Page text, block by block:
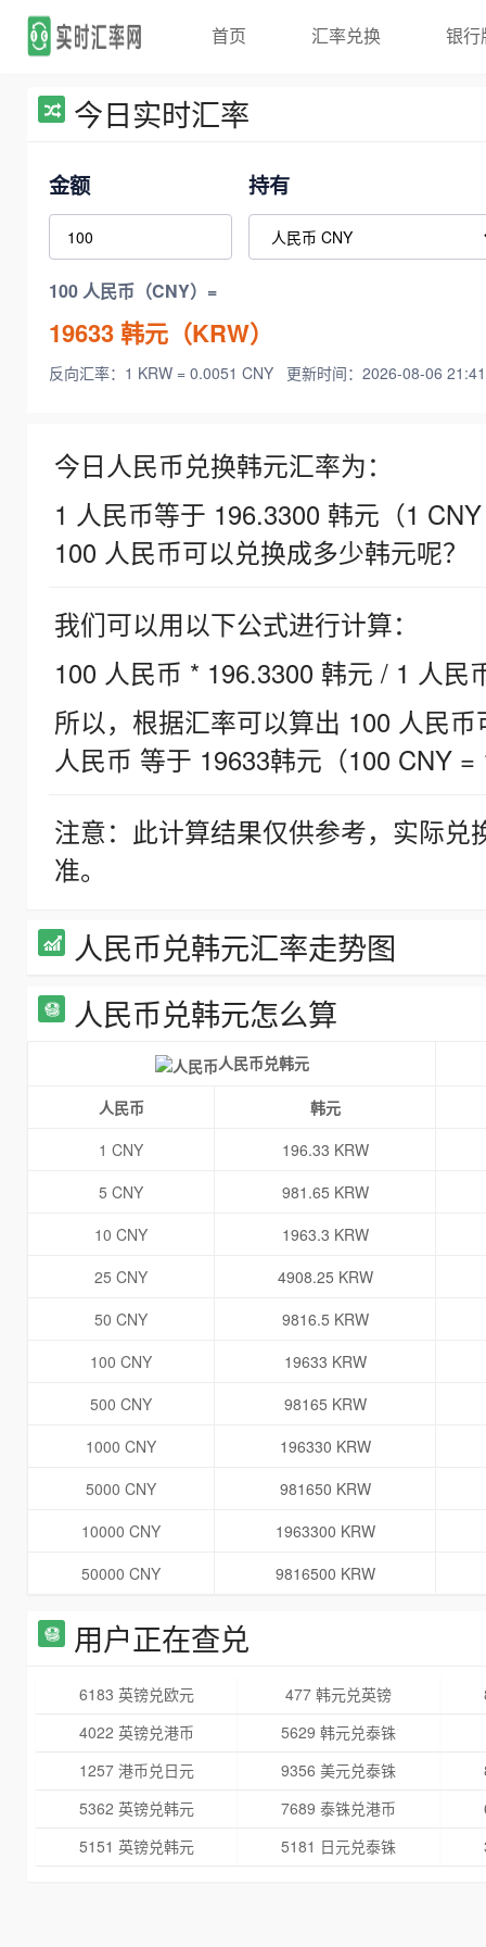
首页 汇率兑换 银行
今日实时汇率
金额 持有
100 人民币（CNY）=
19633韩元（KRW）
反向汇率：1 KRW = 0.0051 CNY 更新时间：2026-08-06
今日人民币兑换韩元汇率为：
1 人民币等于 196.3300 韩元（1
100 人民币可以兑换成多少韩元呢？
我们可以用以下公式进行计算：
100 人民币 * 196.3300 韩元 / 1 人民
所以，根据汇率可以算出 100 人民
人民币 等于 19633韩元（100 CNY =
注意：此计算结果仅供参考，实际
准。
人民币兑韩元汇率走势图
人民币兑韩元怎么算
人民币兑韩元
人民币
韩元
1 CNY
196.33 KRW
5 CNY
981.65 KRW
10 CNY
1963.3 KRW
25 CNY
4908.25 KRW
50 CNY
9816.5 KRW
100 CNY
19633 KRW
500 CNY
98165 KRW
1000 CNY
196330 KRW
5000 CNY
981650 KRW
10000 CNY
1963300 KRW
50000 CNY
9816500 KRW
用户正在查兑
6183 英镑兑欧元 477 韩元兑英镑
4022 英镑兑港币
5629 韩元兑泰铢
1257 港币兑日元
9356 美元兑泰铢
5362 英镑兑韩元
7689 泰铢兑港币
5151 英镑兑韩元
5181 日元兑泰铢